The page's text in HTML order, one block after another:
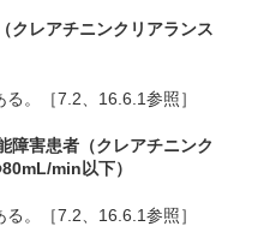
レアチニンクリアランス
。［7.2、16.6.1参照］
害患者（クレアチニンク
min以下）
。［7.2、16.6.1参照］